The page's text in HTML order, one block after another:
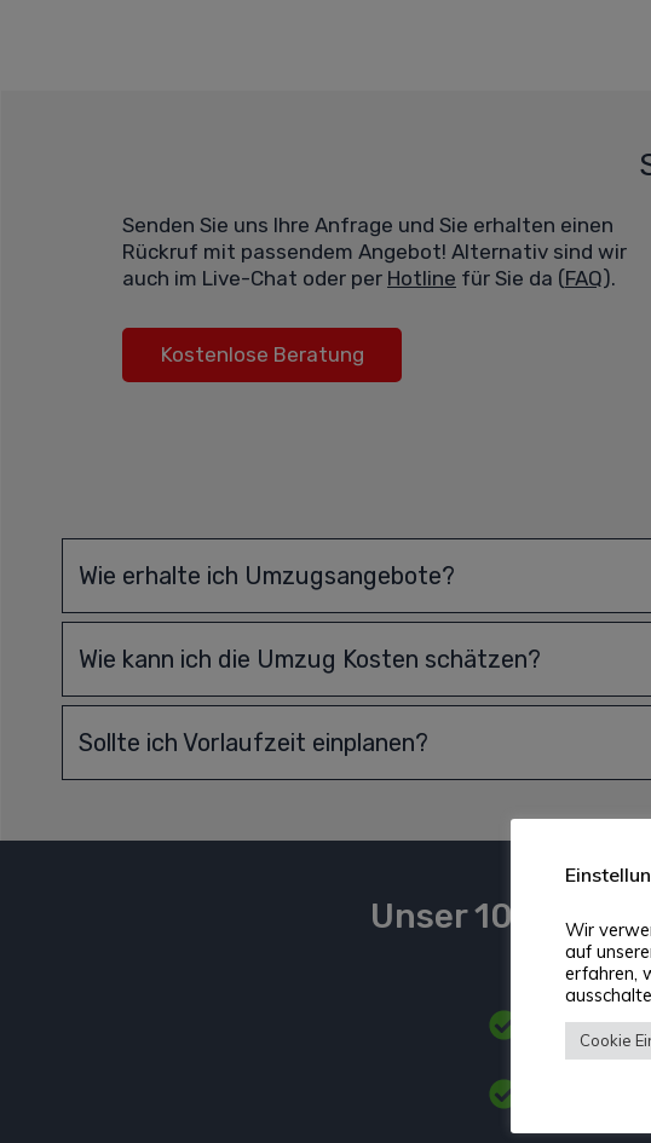
Senden Sie uns Ihre Anfrage und Sie erhalten einen
Rückruf mit passendem Angebot! Alternativ sind wir
auch im Live-Chat oder per Hotline für Sie da (FAQ).
Kostenlose Beratung
Wie erhalte ich Umzugsangebote?
Wie kann ich die Umzug Kosten schätzen?
Sollte ich Vorlaufzeit einplanen?
Unser 100 %
Wir...
Wir
auf
erfahren,
Cookie